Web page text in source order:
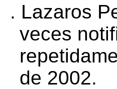
. Lazaros
veces
de 2002.